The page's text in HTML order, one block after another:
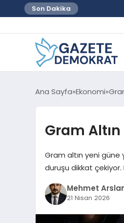
Son Dakika
Ana Sayfa Ekonomi
Gram Altın
Gram altın yeni güne
duruşu dikkat
Mehmet
21 Nisan 2026